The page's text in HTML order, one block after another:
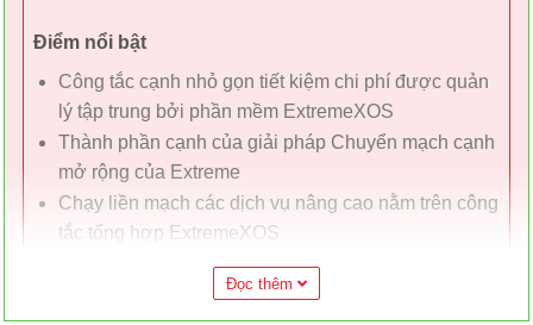
Điểm nổi bật
Công tắc cạnh nhỏ gọn tiết kiệm chi phí được quản
lý tập trung bởi phần mềm ExtremeXOS
Thành phần cạnh của giải pháp Chuyển mạch cạnh
mở rộng của Extreme
Chạy liền mạch các dịch vụ nâng cao nằm trên công
tắc tổng hợp ExtremeXOS
Cài đặt plug and play edge – chỉ cần kết nối và khởi
Đọc thêm